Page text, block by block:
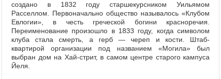
создано в 1832 году старшекурсником Уильямом
Расселлом. Первоначально общество называлось «Клубом
Евлогии», в честь греческой богини красноречия.
Переименование произошло в 1833 году, когда символом
клуба стала смерть, а герб — череп и кости. Штаб-
квартирой организации под названием «Могила» был
выбран дом на Хай-стрит, в самом центре старого кампуса
Йеля.